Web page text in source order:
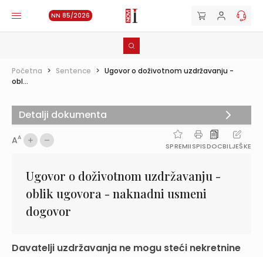
NN 85/2026
Početna > Sentence > Ugovor o doživotnom uzdržavanju -
obl...
AA
SPREMIISPISDOCBILJEŠKE
Ugovor o doživotnom uzdržavanju -
oblik ugovora - naknadni usmeni
dogovor
Davatelji uzdržavanja ne mogu steći nekretnine
Detalji dokumenta